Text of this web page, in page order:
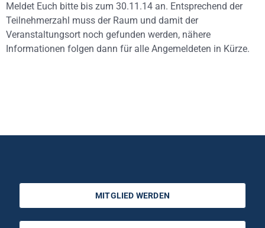
Meldet Euch bitte bis zum 30.11.14 an. Entsprechend der
Teilnehmerzahl muss der Raum und damit der
Veranstaltungsort noch gefunden werden, nähere
Informationen folgen dann für alle Angemeldeten in Kürze.
MITGLIED WERDEN